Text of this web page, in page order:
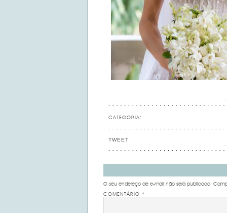
CATEGORIA:
TWEET
O seu endereço de e-mail não será publicado.
COMENTÁRIO *